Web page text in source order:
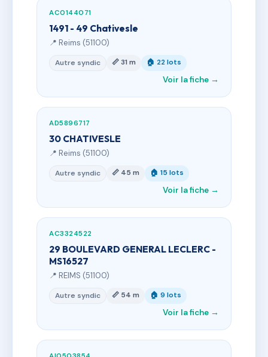
AC0144071
1491 - 49 Chativesle
📍 Reims (51100)
Autre syndic 📏 31 m 🏠 22 lots
Voir la fiche →
AD5896717
30 CHATIVESLE
📍 Reims (51100)
Autre syndic 📏 45 m 🏠 15 lots
Voir la fiche →
AC3324522
29 BOULEVARD GENERAL LECLERC -
MS16527
📍 REIMS (51100)
Autre syndic 📏 54 m 🏠 9 lots
Voir la fiche →